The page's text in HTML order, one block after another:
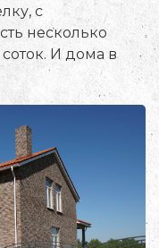
с
несколько
соток. И дома в